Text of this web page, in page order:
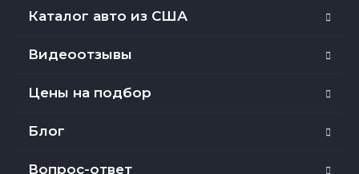
Каталог авто из США
Видеоотзывы
Цены на подбор
Блог
Вопрос-ответ